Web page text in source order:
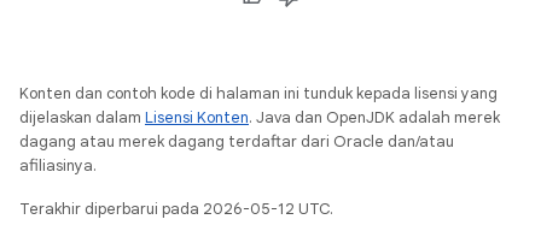
Konten dan contoh kode di halaman ini tunduk kepada lisensi yang
dijelaskan dalam Lisensi Konten. Java dan OpenJDK adalah merek
dagang atau merek dagang terdaftar dari Oracle dan/atau
afiliasinya.
Terakhir diperbarui pada 2026-05-12 UTC.